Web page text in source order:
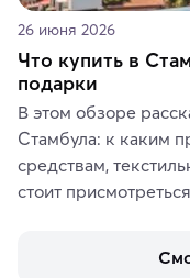
26 июня 2026
Что купить в
подарки
В этом обзоре
Стамбула: к каким
средствам,
стоит
аутентичных